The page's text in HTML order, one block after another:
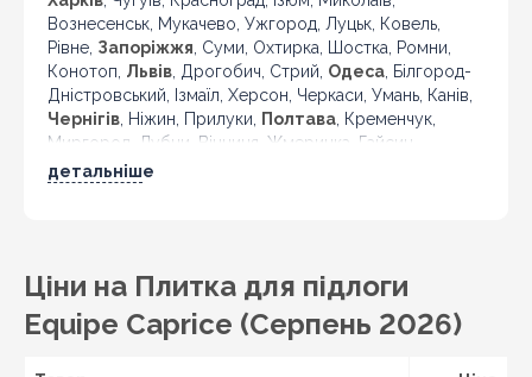
Вознесенськ, Мукачево, Ужгород, Луцьк, Ковель,
Рівне, Запоріжжя , Суми, Охтирка, Шостка, Ромни,
Конотоп, Львів , Дрогобич, Стрий, Одеса , Білгород-
Дністровський, Ізмаїл, Херсон, Черкаси, Умань, Канів,
Чернігів , Ніжин, Прилуки, Полтава , Кременчук,
Миргород, Лубни, Вінниця, Жмеринка, Гайсин,
Бердичів, Житомир, Новоград-Волинський,
детальніше
Ціни на Плитка для підлоги
Equipe Caprice (Серпень 2026)